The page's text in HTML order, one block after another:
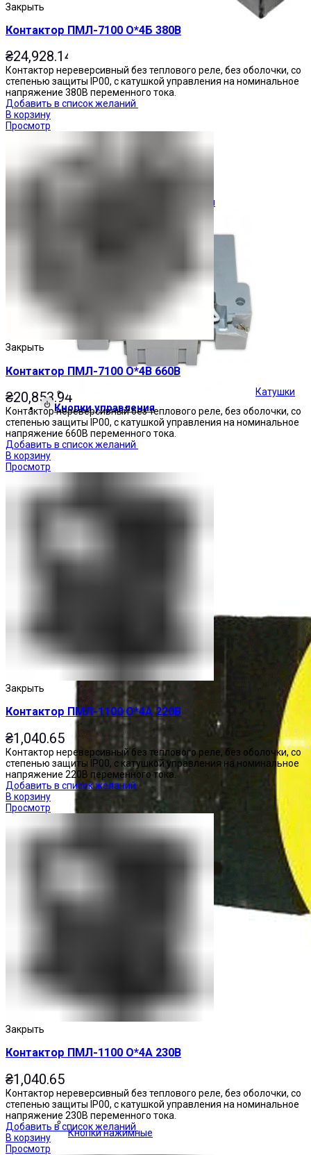
Ограничители перенапряжения
Катушки
Кнопки управления
Кнопки нажимные
Закрыть
Контактор ПМЛ-7100 О*4Б 380В
₴24,928.14
Контактор нереверсивный без теплового реле, без оболочки, со
степенью защиты IP00, с катушкой управления на номинальное
напряжение 380В переменного тока.
Добавить в список желаний
В корзину
Просмотр
Закрыть
Контактор ПМЛ-7100 О*4В 660В
₴20,853.94
Контактор нереверсивный без теплового реле, без оболочки, со
степенью защиты IP00, с катушкой управления на номинальное
напряжение 660В переменного тока.
Добавить в список желаний
В корзину
Просмотр
Закрыть
Контактор ПМЛ-1100 О*4А 220В
₴1,040.65
Контактор нереверсивный без теплового реле, без оболочки, со
степенью защиты IP00, с катушкой управления на номинальное
напряжение 220В переменного тока.
Добавить в список желаний
В корзину
Просмотр
Закрыть
Контактор ПМЛ-1100 О*4А 230В
₴1,040.65
Контактор нереверсивный без теплового реле, без оболочки, со
степенью защиты IP00, с катушкой управления на номинальное
напряжение 230В переменного тока.
Добавить в список желаний
В корзину
Просмотр